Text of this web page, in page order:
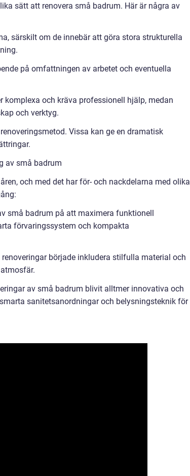
sätt att renovera små badrum. Här är några av
särskilt om de innebär att göra stora strukturella
på omfattningen av arbetet och eventuella
komplexa och kräva professionell hjälp, medan
och verktyg.
Vissa kan ge en dramatisk
av små badrum
och med det har för- och nackdelarna med olika
små badrum på att maximera funktionell
förvaringssystem och kompakta
började inkludera stilfulla material och
av små badrum blivit alltmer innovativa och
sanitetsanordningar och belysningsteknik för